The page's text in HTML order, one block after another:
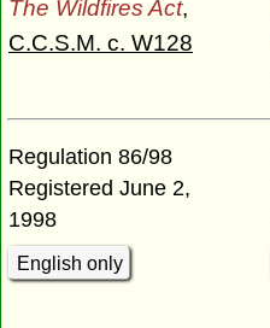
The Wildfires Act,
C.C.S.M. c. W128
Regulation 86/98
Registered June 2,
1998
English only